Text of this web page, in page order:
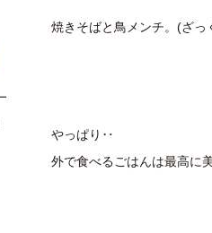
焼きそばと鳥メンチ。(ざっ
やっぱり‥
外で食べるごはんは最高に